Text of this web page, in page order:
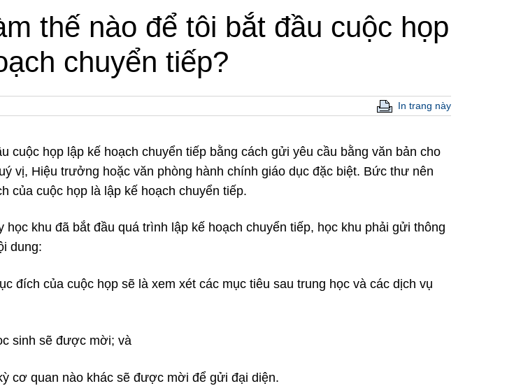
thế nào để tôi bắt đầu cuộc họp
chuyển tiếp?
In trang này
cuộc họp lập kế hoạch chuyển tiếp bằng cách gửi yêu cầu bằng văn bản cho
vị, Hiệu trưởng hoặc văn phòng hành chính giáo dục đặc biệt. Bức thư nên
của cuộc họp là lập kế hoạch chuyển tiếp.
học khu đã bắt đầu quá trình lập kế hoạch chuyển tiếp, học khu phải gửi thông
dung:
đích của cuộc họp sẽ là xem xét các mục tiêu sau trung học và các dịch vụ
sinh sẽ được mời; và
cơ quan nào khác sẽ được mời để gửi đại diện.